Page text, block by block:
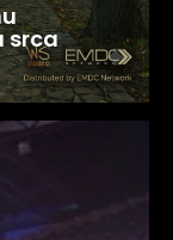
srca